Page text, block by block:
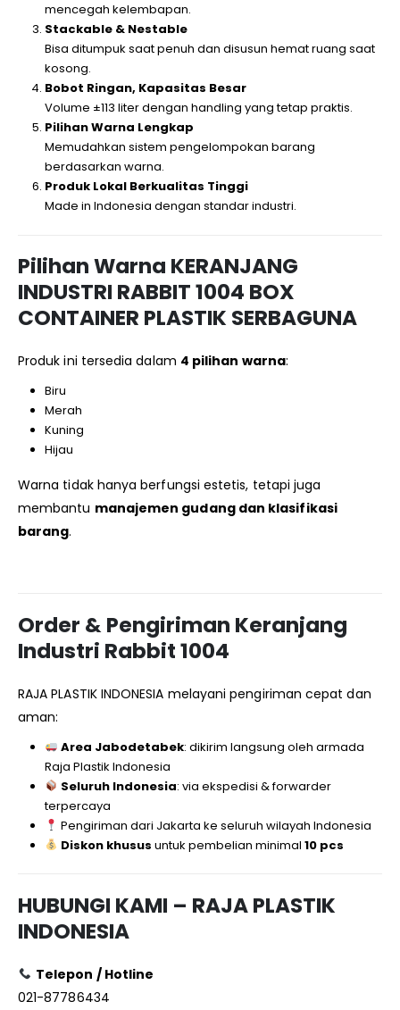
mencegah kelembapan.
Stackable & Nestable
Bisa ditumpuk saat penuh dan disusun hemat ruang saat
kosong.
Bobot Ringan, Kapasitas Besar
Volume ±113 liter dengan handling yang tetap praktis.
Pilihan Warna Lengkap
Memudahkan sistem pengelompokan barang
berdasarkan warna.
Produk Lokal Berkualitas Tinggi
Made in Indonesia dengan standar industri.
Pilihan Warna KERANJANG
INDUSTRI RABBIT 1004 BOX
CONTAINER PLASTIK SERBAGUNA
Produk ini tersedia dalam 4 pilihan warna:
Biru
Merah
Kuning
Hijau
Warna tidak hanya berfungsi estetis, tetapi juga
membantu manajemen gudang dan klasifikasi
barang.
Order & Pengiriman Keranjang
Industri Rabbit 1004
RAJA PLASTIK INDONESIA melayani pengiriman cepat dan
aman:
Area Jabodetabek: dikirim langsung oleh armada
Raja Plastik Indonesia
Seluruh Indonesia: via ekspedisi & forwarder
terpercaya
Pengiriman dari Jakarta ke seluruh wilayah Indonesia
Diskon khusus untuk pembelian minimal 10 pcs
HUBUNGI KAMI – RAJA PLASTIK
INDONESIA
Telepon / Hotline
021-87786434